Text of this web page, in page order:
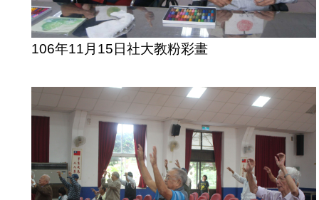
106年11月15日社大教粉彩畫